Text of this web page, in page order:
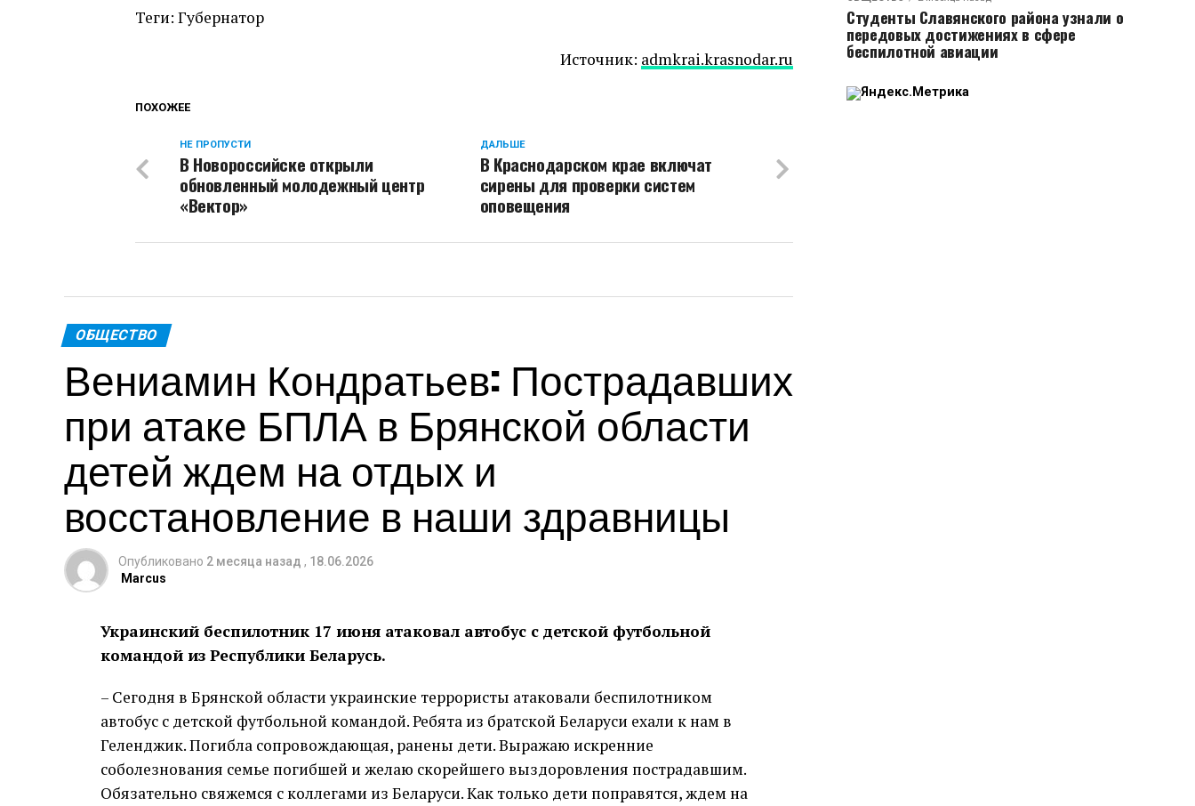
Теги: Губернатор
Источник: admkrai.krasnodar.ru
ПОХОЖЕЕ
ДАЛЬШЕ
В Краснодарском крае включат
сирены для проверки систем
оповещения
НЕ ПРОПУСТИ
В Новороссийске открыли
обновленный молодежный центр
«Вектор»
ОБЩЕСТВО
Вениамин Кондратьев: Пострадавших
при атаке БПЛА в Брянской области
детей ждем на отдых и
восстановление в наши здравницы
Опубликовано 2 месяца назад , 18.06.2026
Marcus
Украинский беспилотник 17 июня атаковал автобус с детской футбольной
командой из Республики Беларусь.
– Сегодня в Брянской области украинские террористы атаковали беспилотником
автобус с детской футбольной командой. Ребята из братской Беларуси ехали к нам в
Геленджик. Погибла сопровождающая, ранены дети. Выражаю искренние
соболезнования семье погибшей и желаю скорейшего выздоровления пострадавшим.
Обязательно свяжемся с коллегами из Беларуси. Как только дети поправятся, ждем на
Студенты Славянского района узнали о
передовых достижениях в сфере
беспилотной авиации